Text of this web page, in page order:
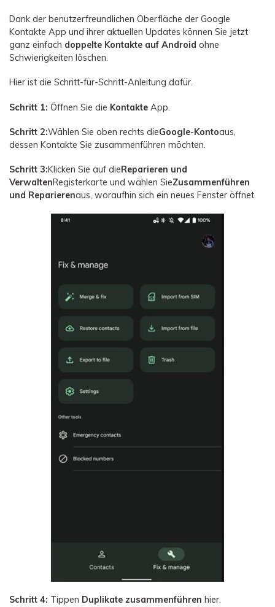
Dank der benutzerfreundlichen Oberfläche der Google
Kontakte App und ihrer aktuellen Updates können Sie jetzt
ganz einfach doppelte Kontakte auf Android ohne
Schwierigkeiten löschen.
Hier ist die Schritt-für-Schritt-Anleitung dafür.
Schritt 1: Öffnen Sie die Kontakte App.
Schritt 2:Wählen Sie oben rechts dieGoogle-Kontoaus,
dessen Kontakte Sie zusammenführen möchten.
Schritt 3:Klicken Sie auf dieReparieren und
VerwaltenRegisterkarte und wählen SieZusammenführen
und Reparierenaus, woraufhin sich ein neues Fenster öffnet.
Schritt 4: Tippen Duplikate zusammenführen hier.